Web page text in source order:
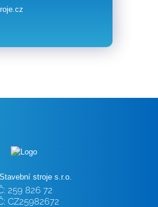
stroje s.r.o.
259 826 72
CZ25982672